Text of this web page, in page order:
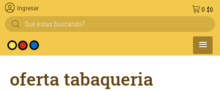
Búsqueda
de
productos
de pago
$0
0
Ingresar
MENÚ
oferta tabaqueria
por
popularidad